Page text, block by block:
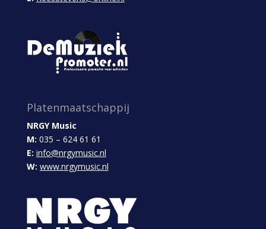
Platenmaatschappij
NRGY Music
M: 035 – 624 61 61
E: info@nrgymusic.nl
W: www.nrgymusic.nl